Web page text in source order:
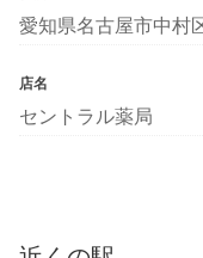
愛知県名古屋市中村
店名
セントラル薬局